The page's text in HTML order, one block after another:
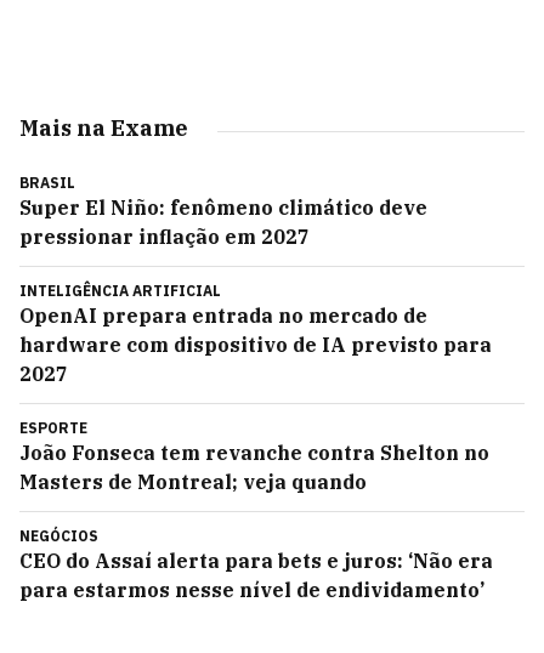
Mais na Exame
BRASIL
Super El Niño: fenômeno climático deve
pressionar inflação em 2027
INTELIGÊNCIA ARTIFICIAL
OpenAI prepara entrada no mercado de
hardware com dispositivo de IA previsto para
2027
ESPORTE
João Fonseca tem revanche contra Shelton no
Masters de Montreal; veja quando
NEGÓCIOS
CEO do Assaí alerta para bets e juros: ‘Não era
para estarmos nesse nível de endividamento’